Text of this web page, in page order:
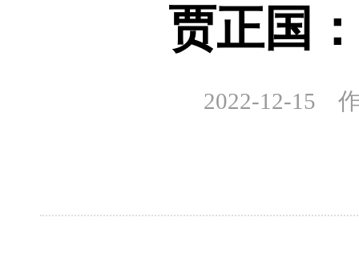
贾正国
2022-12-15